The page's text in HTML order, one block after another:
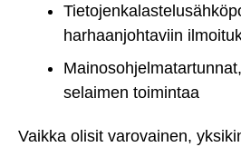
harhaanjohtaviin
selaimen toimintaa
Vaikka olisit varovainen,